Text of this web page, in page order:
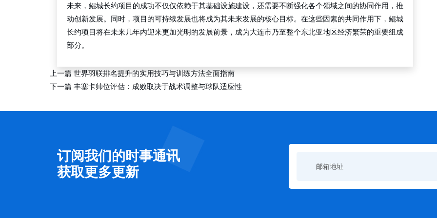
未来，鲲城长约项目的成功不仅仅依赖于其基础设施建设，还需要不断强化各个领域之间的协同作用，推
动创新发展。同时，项目的可持续发展也将成为其未来发展的核心目标。在这些因素的共同作用下，鲲城
长约项目将在未来几年内迎来更加光明的发展前景，成为大连市乃至整个东北亚地区经济繁荣的重要组成
部分。
上一篇世界羽联排名提升的实用技巧与训练方法全面指南
下一篇 丰塞卡帅位评估：成败取决于战术调整与球队适应性
订阅我们的时事通讯
获取更多更新